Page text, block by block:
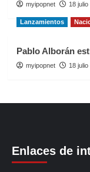
myipopnet 18 julio
Lanzamientos
Pablo Alborán
myipopnet 18 julio
Enlaces de